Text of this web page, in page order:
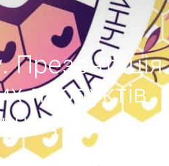
Презентація
продуктів